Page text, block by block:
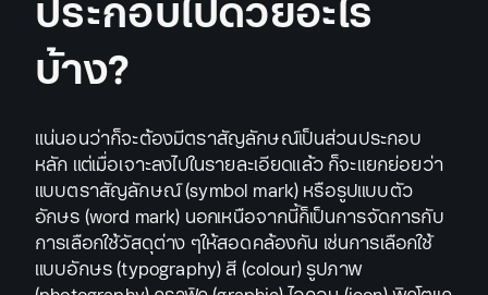
บ้าง?
แน่นอนว่าก็จะต้องมีตราสัญลักษณ์เป็นส่วนประกอบ
หลัก แต่เมื่อเจาะลงไปในรายละเอียดแล้ว ก็จะแยกย่อยว่า
แบบตราสัญลักษณ์ (symbol mark) หรือรูปแบบตัว
อักษร (word mark) นอกเหนือจากนี้ก็เป็นการจัดการกับ
การเลือกใช้วัสดุต่าง ๆให้สอดคล้องกัน เช่นการเลือกใช้
แบบอักษร (typography) สี (colour) รูปภาพ